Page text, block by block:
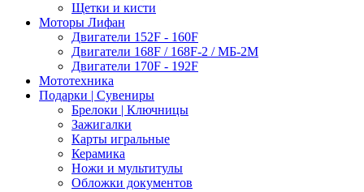
Щетки и кисти
Моторы Лифан
Двигатели 152F - 160F
Двигатели 168F / 168F-2 / МБ-2М
Двигатели 170F - 192F
Мототехника
Подарки | Сувениры
Брелоки | Ключницы
Зажигалки
Карты игральные
Керамика
Ножи и мультитулы
Обложки документов